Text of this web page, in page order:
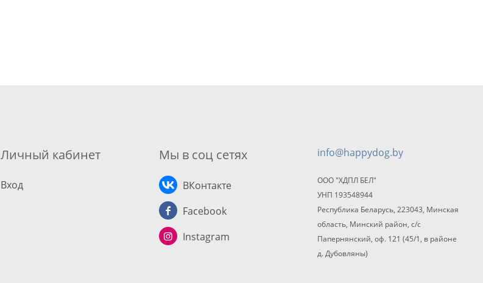
Личный кабинет
Вход
Мы в соц сетях
ВКонтакте
Facebook
Instagram
info@happydog.by
ООО "ХДПЛ БЕЛ"
УНП 193548944
Республика Беларусь, 223043, Минская
область, Минский район, с/с
Папернянский, оф. 121 (45/1, в районе
д. Дубовляны)